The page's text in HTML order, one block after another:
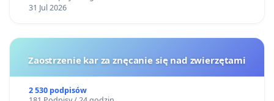
31 Jul 2026
Zaostrzenie kar za znęcanie się nad zwierzętami
2 530 podpisów